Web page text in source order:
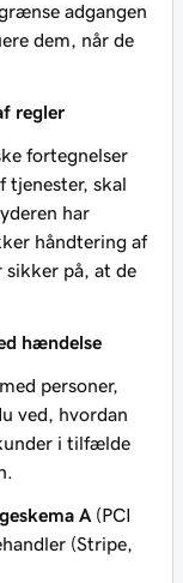
adgangen
dem, når de
regler
fortegnelser
tjenester, skal
har
håndtering af
på, at de
hændelse
personer,
ved, hvordan
i tilfælde
A (PCI
(Stripe,